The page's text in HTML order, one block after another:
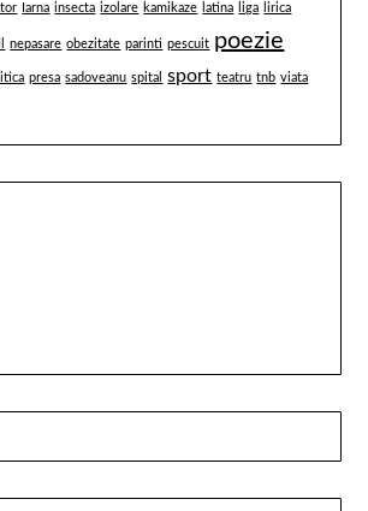
Iarna insecta izolare kamikaze latina liga lirica
nepasare obezitate parinti pescuit poezie
presa sadoveanu spital sport teatru tnb viata